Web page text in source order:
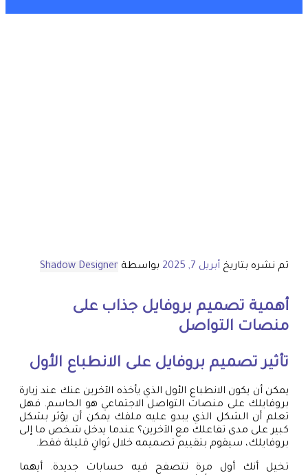
تم نشره بتاريخ أبريل 7, 2025 بواسطة Shadow Designer
أهمية تصميم بروفايل جذاب على
منصات التواصل
تأثير تصميم بروفايل على الانطباع الأول
يمكن أن يكون الانطباع الأول الذي يأخذه الآخرين عنك عند زيارة
بروفايلك على منصات التواصل الاجتماعي هو الحاسم. فهل
تعلم أن الشكل الذي يبدو عليه ملفك يمكن أن يؤثر بشكل
كبير على مدى تفاعلك مع الآخرين؟ عندما يدخل شخص ما إلى
بروفايلك، سيقوم بتقييم تصميمه خلال ثوانٍ قليلة فقط.
تخيل أنك أول مرة تتصفح فيه حسابات جديدة. أيهما